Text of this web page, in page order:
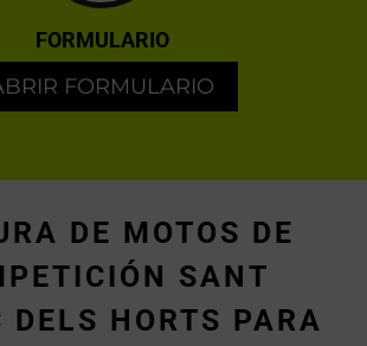
FORMULARIO
FORMULARIO
DE MOTOS DE
SANT
DELS HORTS PARA